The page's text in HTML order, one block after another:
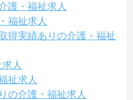
護・福祉求人
福祉求人
得実績ありの介護・福祉
人
祉求人
の介護・福祉求人